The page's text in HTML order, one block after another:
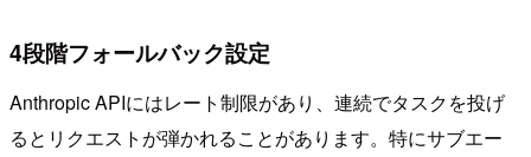
4段階フォールバック設定
Anthropic APIにはレート制限があり、連続でタスクを投げ
るとリクエストが弾かれることがあります。特にサブエー